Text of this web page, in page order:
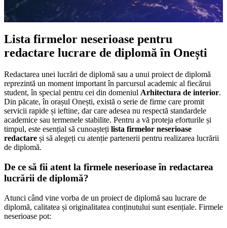
Lista firmelor neserioase pentru
redactare lucrare de diplomă în Onești
Redactarea unei lucrări de diplomă sau a unui proiect de diplomă
reprezintă un moment important în parcursul academic al fiecărui
student, în special pentru cei din domeniul Arhitectura de interior.
Din păcate, în orașul Onești, există o serie de firme care promit
servicii rapide și ieftine, dar care adesea nu respectă standardele
academice sau termenele stabilite. Pentru a vă proteja eforturile și
timpul, este esențial să cunoașteți lista firmelor neserioase
redactare și să alegeți cu atenție partenerii pentru realizarea lucrării
de diplomă.
De ce să fii atent la firmele neserioase în redactarea
lucrării de diplomă?
Atunci când vine vorba de un proiect de diplomă sau lucrare de
diplomă, calitatea și originalitatea conținutului sunt esențiale. Firmele
neserioase pot: